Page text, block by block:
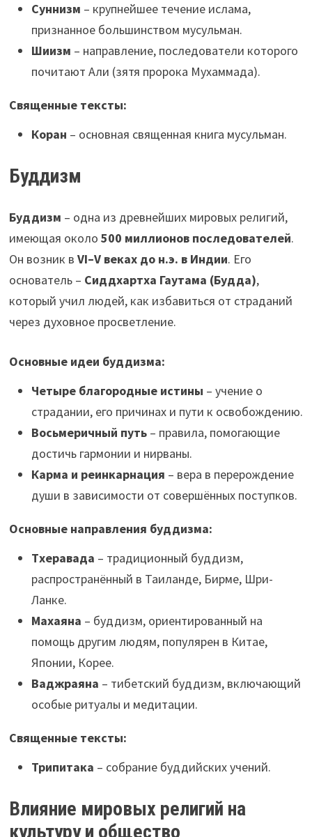
Суннизм – крупнейшее течение ислама,
признанное большинством мусульман.
Шиизм – направление, последователи которого
почитают Али (зятя пророка Мухаммада).
Священные тексты:
Коран – основная священная книга мусульман.
Буддизм
Буддизм – одна из древнейших мировых религий,
имеющая около 500 миллионов последователей.
Он возник в VI–V веках до н.э. в Индии. Его
основатель – Сиддхартха Гаутама (Будда),
который учил людей, как избавиться от страданий
через духовное просветление.
Основные идеи буддизма:
Четыре благородные истины – учение о
страдании, его причинах и пути к освобождению.
Восьмеричный путь– правила, помогающие
достичь гармонии и нирваны.
Карма и реинкарнация – вера в перерождение
души в зависимости от совершённых поступков.
Основные направления буддизма:
Тхеравада – традиционный буддизм,
распространённый в Таиланде, Бирме, Шри-
Ланке.
Махаяна – буддизм, ориентированный на
помощь другим людям, популярен в Китае,
Японии, Корее.
Ваджраяна – тибетский буддизм, включающий
особые ритуалы и медитации.
Священные тексты:
Трипитака – собрание буддийских учений.
Влияние мировых религий на
культуру и общество